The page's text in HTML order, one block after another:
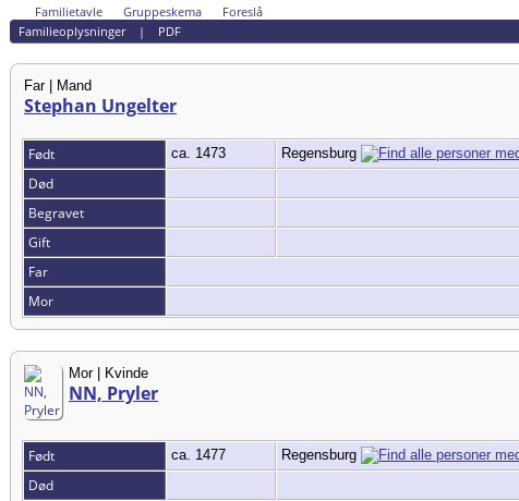
Familietavle Gruppeskema
Foreslå
Familieoplysninger| PDF
Far | Mand
Stephan Ungelter
Født ca. 1473 Regensburg
Død
Begravet
Gift
Far
Mor
Mor | Kvinde
NN, Pryler
Født ca. 1477 Regensburg
Død